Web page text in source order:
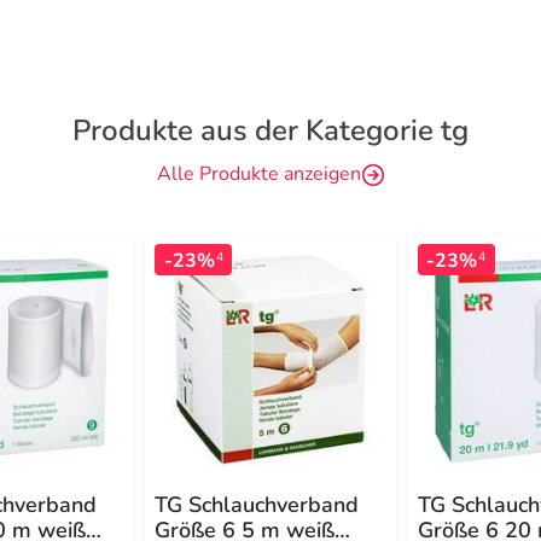
Produkte aus der Kategorie tg
Alle Produkte anzeigen
m weiß
-23%4
TG Schlauchverband
Größe 6 5 m weiß
-23%4
TG
Größe 6 20